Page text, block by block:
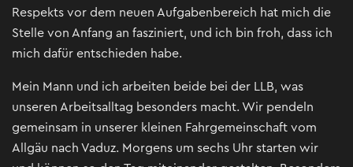
Respekts vor dem neuen Aufgabenbereich hat mich die
Stelle von Anfang an fasziniert, und ich bin froh, dass ich
mich dafür entschieden habe.
Mein Mann und ich arbeiten beide bei der LLB, was
unseren Arbeitsalltag besonders macht. Wir pendeln
gemeinsam in unserer kleinen Fahrgemeinschaft vom
Allgäu nach Vaduz. Morgens um sechs Uhr starten wir